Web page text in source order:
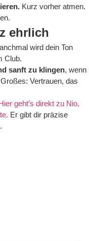
Kurz vorher atmen.
ehrlich
wird dein Ton
Club.
sanft zu klingen, wenn
Vertrauen, das
Hier geht’s direkt zu Nio,
Er gibt dir präzise